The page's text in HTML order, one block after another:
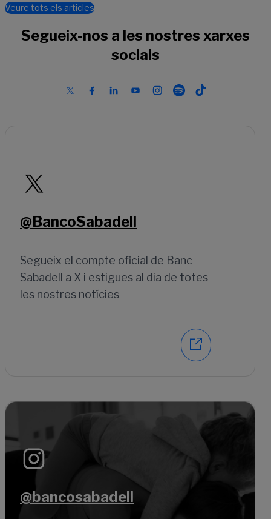
Veure tots els articles
Segueix-nos a les nostres xarxes
socials
@BancoSabadell
Segueix el compte oficial de Banc
Sabadell a X i estigues al dia de totes
les nostres notícies
@bancosabadell